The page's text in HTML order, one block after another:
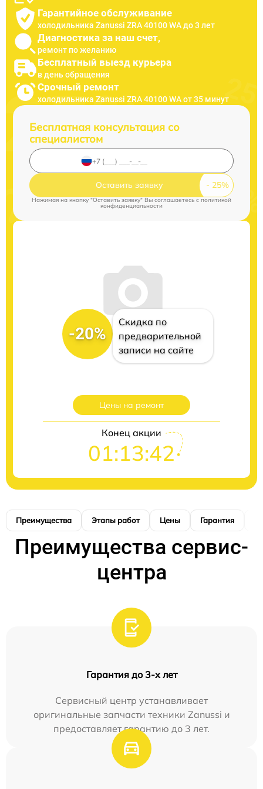
Гарантийное обслуживание
холодильника Zanussi ZRA 40100 WA до 3 лет
Диагностика за наш счет,
ремонт по желанию
Бесплатный выезд курьера
в день обращения
Срочный ремонт
холодильника Zanussi ZRA 40100 WA от 35 минут
Бесплатная консультация со
специалистом
Оставить заявку
Нажимая на кнопку "Оставить заявку" Вы соглашаетесь cполитикой
конфиденциальности
-20%
Скидка по
предварительной
записи на сайте
Цены на ремонт
Конец акции
01:13:41
Преимущества Этапы работ Цены Гарантия
Преимущества сервис-
центра
Гарантия до 3-х лет
Сервисный центр устанавливает
оригинальные запчасти техники Zanussi и
предоставляет гарантию до 3 лет.